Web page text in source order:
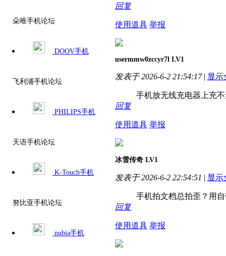
朵唯手机论坛
DOOV手机
飞利浦手机论坛
PHILIPS手机
天语手机论坛
K-Touch手机
努比亚手机论坛
nubia手机
回复
使用道具 举报
usermmw0zccyr7l LV1
发表于 2026-6-2 21:54:17 | 显示
手机放无线充电器上充
回复
使用道具 举报
冰雪传奇 LV1
发表于 2026-6-2 22:54:51 | 显示
手机拍文档总拍歪？用
回复
使用道具 举报